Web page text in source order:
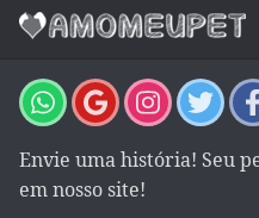
Envie uma história! Seu
em nosso site!